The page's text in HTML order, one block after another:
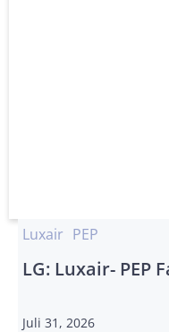
Luxair PEP
LG: Luxair- PEP
Juli 31, 2026